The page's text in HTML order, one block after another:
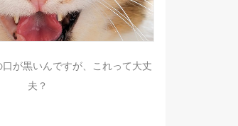
口が黒いんですが、これって大丈
夫？